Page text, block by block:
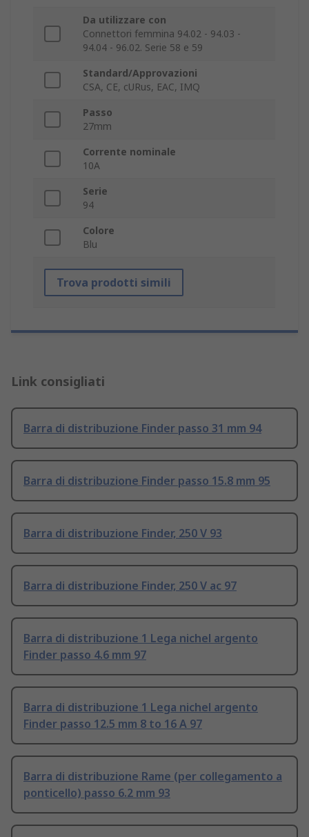
Da utilizzare con
Connettori femmina 94.02 - 94.03 -
94.04 - 96.02. Serie 58 e 59
Standard/Approvazioni
CSA, CE, cURus, EAC, IMQ
Passo
27mm
Corrente nominale
10A
Serie
94
Colore
Blu
Trova prodotti simili
Link consigliati
Barra di distribuzione Finder passo 31 mm 94
Barra di distribuzione Finder passo 15.8 mm 95
Barra di distribuzione Finder, 250 V 93
Barra di distribuzione Finder, 250 V ac 97
Barra di distribuzione 1 Lega nichel argento
Finder passo 4.6 mm 97
Barra di distribuzione 1 Lega nichel argento
Finder passo 12.5 mm 8 to 16 A 97
Barra di distribuzione Rame (per collegamento a
ponticello) passo 6.2 mm 93